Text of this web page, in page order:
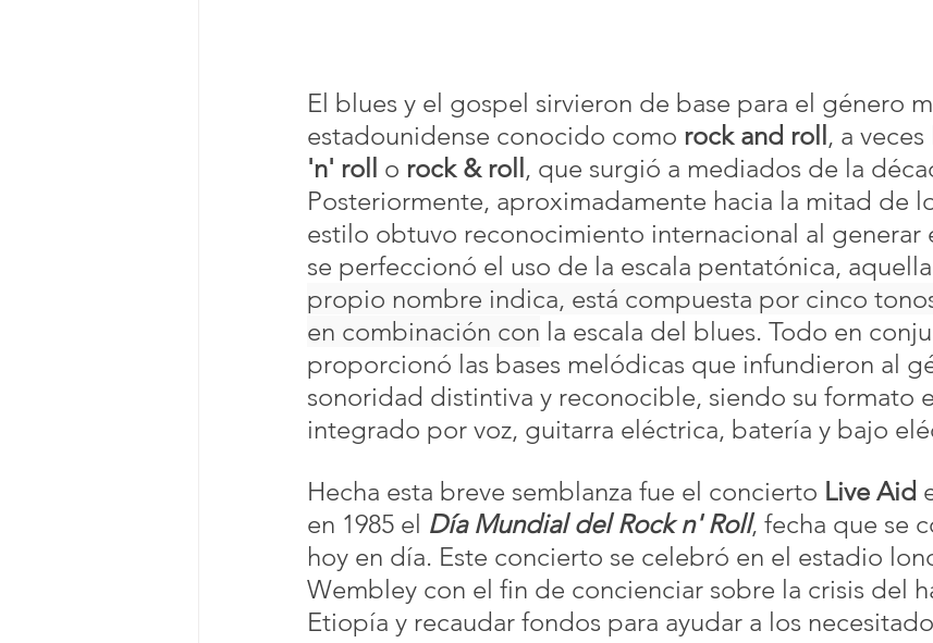
El blues y el gospel sirvieron de base para el género
estadounidense conocido como rock and roll , a
'n' roll
o rock & roll , que surgió a mediados de la
Posteriormente, aproximadamente hacia la mitad de
estilo obtuvo reconocimiento internacional al generar
se perfeccionó el uso de la escala pentatónica,
propio nombre indica, está compuesta por cinco
en combinación con la escala del blues. Todo en
proporcionó las bases melódicas que infundieron al
sonoridad distintiva y reconocible, siendo su formato
integrado por voz, guitarra eléctrica, batería y bajo
Hecha esta breve semblanza fue el concierto Live Aid
en 1985 el Día Mundial del Rock n' Roll, fecha que se
hoy en día. Este concierto se celebró en el estadio
Wembley con el fin de concienciar sobre la crisis del
Etiopía y recaudar fondos para ayudar a los